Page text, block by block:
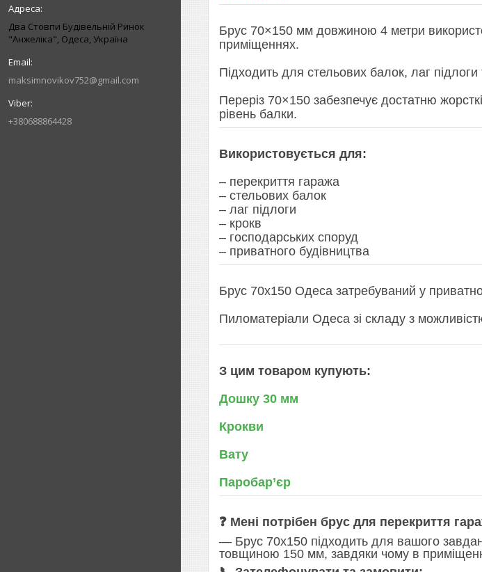
Два Стовпи Будівельній Ринок
"Анжеліка", Одеса, Україна
maksimnovikov752@gmail.com
+380688864428
Брус 70×150 мм довжиною 4 метри
приміщеннях.
Підходить для стельових балок, лаг
Переріз 70×150 забезпечує достатню
рівень балки.
Використовується для:
– перекриття гаража
– стельових балок
– лаг підлоги
– крокв
– господарських споруд
– приватного будівництва
Брус 70х150 Одеса затребуваний у
Пиломатеріали Одеса зі складу з
З цим товаром купують:
Дошку 30 мм
Крокви
Вату
Паробар’єр
❓ Мені потрібен брус для перекриття
— Брус 70х150 підходить для вашого
товщиною 150 мм, завдяки чому в